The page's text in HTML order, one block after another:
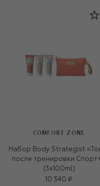
COMFORT ZONE
Набор Body Strategist
после тренировки
(3x100ml)
10 340 ₽